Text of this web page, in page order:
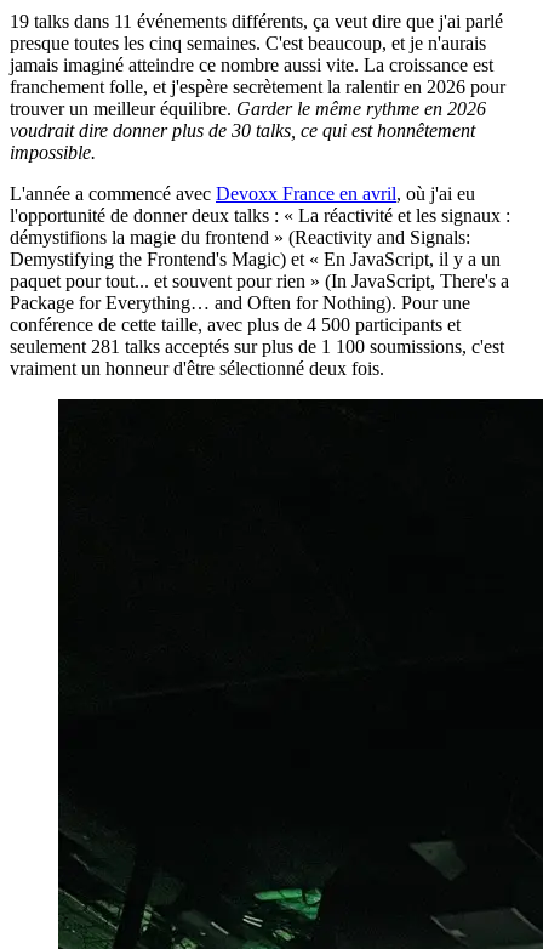
19 talks dans 11 événements différents, ça veut dire que j'ai parlé
presque toutes les cinq semaines. C'est beaucoup, et je n'aurais
jamais imaginé atteindre ce nombre aussi vite. La croissance est
franchement folle, et j'espère secrètement la ralentir en 2026 pour
trouver un meilleur équilibre. Garder le même rythme en 2026
voudrait dire donner plus de 30 talks, ce qui est honnêtement
impossible.
L'année a commencé avec Devoxx France en avril, où j'ai eu
l'opportunité de donner deux talks : « La réactivité et les signaux :
démystifions la magie du frontend » (Reactivity and Signals:
Demystifying the Frontend's Magic) et « En JavaScript, il y a un
paquet pour tout... et souvent pour rien » (In JavaScript, There's a
Package for Everything… and Often for Nothing). Pour une
conférence de cette taille, avec plus de 4 500 participants et
seulement 281 talks acceptés sur plus de 1 100 soumissions, c'est
vraiment un honneur d'être sélectionné deux fois.